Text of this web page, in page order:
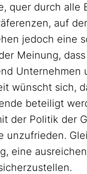
quer durch alle
auf
jedoch eine
Meinung,
Unternehmen
wünscht sich,
beteiligt
der Politik der
unzufrieden.
eine